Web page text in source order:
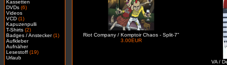
Kassetten
DVDs (6)
Videos
VCD (1)
Kapuzenpulli
T-Shirts (2)
Badges / Anstecker(1)
Aufkleber
Aufnäher
Lesestoff (19)
Urlaub
Riot Company / Komptoir Chaos - Split-7"
3.00EUR
VA /